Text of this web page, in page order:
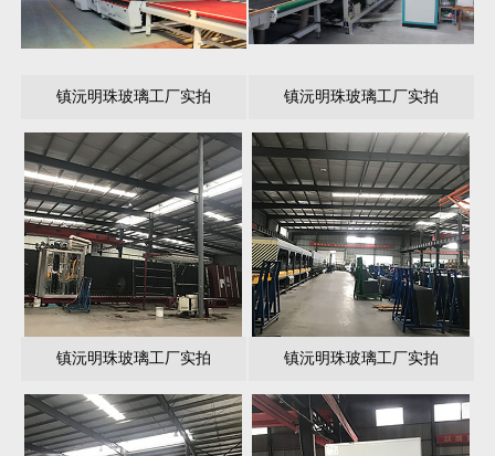
镇沅明珠玻璃工厂实拍 镇沅明珠玻璃工厂实拍
镇沅明珠玻璃工厂实拍 镇沅明珠玻璃工厂实拍